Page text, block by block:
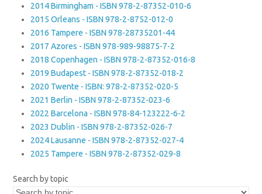
2014 Birmingham - ISBN 978-2-87352-010-6
2015 Orleans - ISBN 978-2-8752-012-0
2016 Tampere - ISBN 978-28735201-44
2017 Azores - ISBN 978-989-98875-7-2
2018 Copenhagen - ISBN 978-2-87352-016-8
2019 Budapest - ISBN 978-2-87352-018-2
2020 Twente - ISBN: 978-2-87352-020-5
2021 Berlin - ISBN 978-2-87352-023-6
2022 Barcelona - ISBN 978-84-123222-6-2
2023 Dublin - ISBN 978-2-87352-026-7
2024 Lausanne - ISBN 978-2-87352-027-4
2025 Tampere - ISBN 978-2-87352-029-8
Search by topic